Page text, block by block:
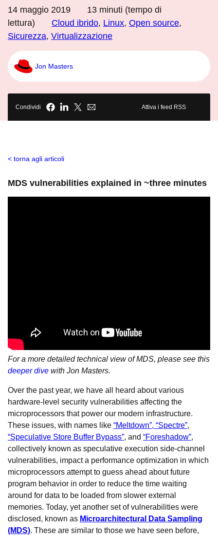
14 maggio 2019 13 minuti (tempo di
lettura)
Cloud ibrido, Linux, Open source,
Sicurezza, Virtualizzazione
Jon Masters
Condividi Attiva i feed RSS
torna agli articoli
MDS vulnerabilities explained in ~three minutes
For a more detailed technical view of MDS, please see this
deeper dive with Jon Masters.
Over the past year, we have all heard about various
hardware-level security vulnerabilities affecting the
microprocessors that power our modern infrastructure.
These issues, with names like “Meltdown”, “Spectre”,
“Speculative Store Buffer Bypass”, and “Foreshadow”,
collectively known as speculative execution side-channel
vulnerabilities, impact a performance optimization in which
microprocessors attempt to guess ahead about future
program behavior in order to reduce the time waiting
around for data to be loaded from slower external
memories. Today, yet another set of vulnerabilities were
disclosed, known as Microarchitectural Data Sampling
(MDS). These are similar to those we have seen before,